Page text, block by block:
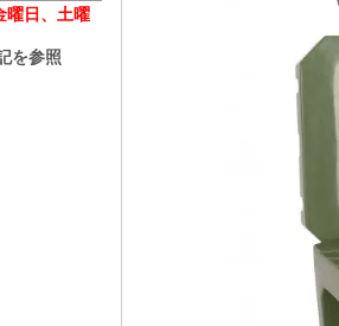
曜日、土曜
を参照